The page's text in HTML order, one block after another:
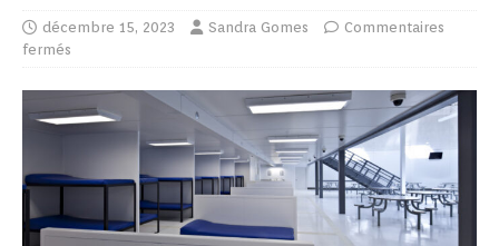
décembre 15, 2023 Sandra Gomes
Commentaires
fermés